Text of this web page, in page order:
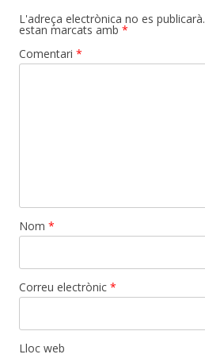
L'adreça electrònica no es publicarà.
estan marcats amb *
Comentari *
Nom *
Correu electrònic *
Lloc web